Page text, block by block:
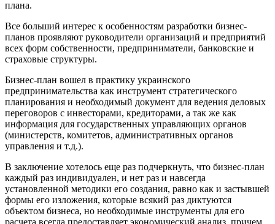
плана.
Все больший интерес к особенностям разработки бизнес-
планов проявляют руководители организаций и предприятий
всех форм собственности, предприниматели, банковские и
страховые структуры.
Бизнес-план вошел в практику украинского
предпринимательства как инструмент стратегического
планирования и необходимый документ для ведения деловых
переговоров с инвесторами, кредиторами, а так же как
информация для государственных управляющих органов
(министерств, комитетов, административных органов
управления и т.д.).
В заключение хотелось еще раз подчеркнуть, что бизнес-план
каждый раз индивидуален, и нет раз и навсегда
установленной методики его создания, равно как и застывшей
формы его изложения, которые всякий раз диктуются
объектом бизнеса, но необходимые инструменты для его
расчета всегда предоставляет экономический анализ, причем